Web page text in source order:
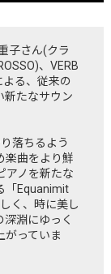
子さん(クラ
、VERB
る、従来の
新たなサウン
落ちるよう
楽曲をより鮮
アノを新たな
「Equanimit
く、時に美し
淵にゆっく
がっていま